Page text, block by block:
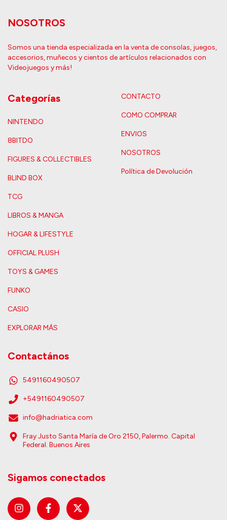
NOSOTROS
Somos una tienda especializada en la venta de consolas, juegos,
accesorios, muñecos y cientos de artículos relacionados con
Videojuegos y más!
Categorías
NINTENDO
8BITDO
FIGURES & COLLECTIBLES
BLIND BOX
TCG
LIBROS & MANGA
HOGAR & LIFESTYLE
OFFICIAL PLUSH
TOYS & GAMES
FUNKO
CASIO
EXPLORAR MÁS
CONTACTO
COMO COMPRAR
ENVIOS
NOSOTROS
Política de Devolución
Contactános
5491160490507
+5491160490507
info@hadriatica.com
Fray Justo Santa María de Oro 2150, Palermo. Capital
Federal. Buenos Aires
Sigamos conectados